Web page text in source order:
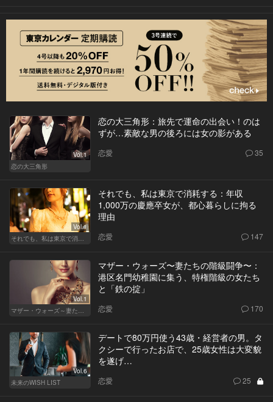
Vol.1
恋の大三角形
恋の大三角形：旅先で運命の出会い！のは
ずが…素敵な男の後ろには女の影がある
恋愛 35
Vol.1
それでも、私は東京で消耗する
それでも、私は東京で消耗する：年収
1,000万の慶應卒女が、都心暮らしに拘る
理由
恋愛 147
Vol.1
マザー・ウォーズ～妻たちの階級闘争～
マザー・ウォーズ〜妻たちの階級闘争〜：
港区名門幼稚園に集う、特権階級の女たち
と「鉄の掟」
恋愛 170
Vol.6
未来のWISH LIST
デートで80万円使う43歳・経営者の男。タ
クシーで行ったお店で、25歳女性は大変貌
を遂げ…
恋愛 25